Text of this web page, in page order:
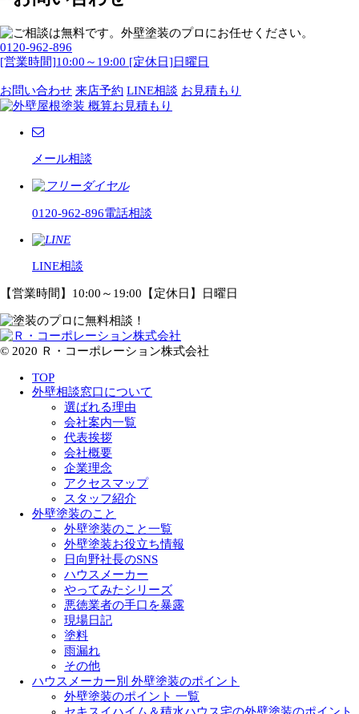
0120-962-896
[営業時間]10:00～19:00 [定休日]日曜日
お問い合わせ 来店予約 LINE相談 お見積もり
メール相談
0120-962-896電話相談
LINE相談
【営業時間】10:00～19:00【定休日】日曜日
© 2020 Ｒ・コーポレーション株式会社
TOP
外壁相談窓口について
選ばれる理由
会社案内一覧
代表挨拶
会社概要
企業理念
アクセスマップ
スタッフ紹介
外壁塗装のこと
外壁塗装のこと一覧
外壁塗装お役立ち情報
日向野社長のSNS
ハウスメーカー
やってみたシリーズ
悪徳業者の手口を暴露
現場日記
塗料
雨漏れ
その他
ハウスメーカー別 外壁塗装のポイント
外壁塗装のポイント 一覧